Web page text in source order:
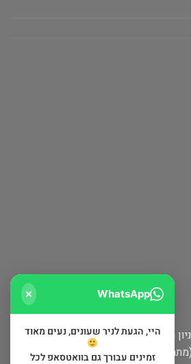
WhatsApp
היי, הגעת לניר שעונים, נעים מאוד
זמינים עבורך גם בוואטסאפ לכל